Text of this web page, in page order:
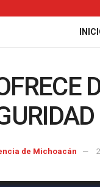
de Michoacán